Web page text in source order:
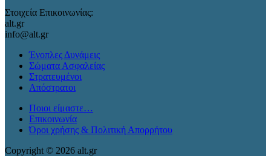
Στοιχεία Επικοινωνίας:
alt.gr
info@alt.gr
Ένοπλες Δυνάμεις
Σώματα Ασφαλείας
Στρατευμένοι
Απόστρατοι
Ποιοι είμαστε…
Επικοινωνία
Όροι χρήσης & Πολιτική Απορρήτου
Copyright © 2026 alt.gr